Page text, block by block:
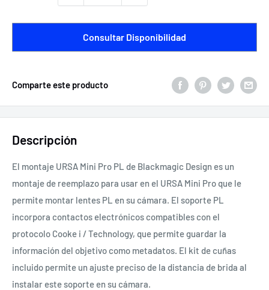
Consultar Disponibilidad
Comparte este producto
Descripción
El montaje URSA Mini Pro PL de Blackmagic Design es un
montaje de reemplazo para usar en el URSA Mini Pro que le
permite montar lentes PL en su cámara. El soporte PL
incorpora contactos electrónicos compatibles con el
protocolo Cooke i / Technology, que permite guardar la
información del objetivo como metadatos. El kit de cuñas
incluido permite un ajuste preciso de la distancia de brida al
instalar este soporte en su cámara.